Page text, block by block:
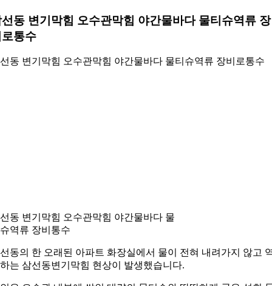
동 변기막힘 오수관막힘 야간물바다 물티슈역류 장
통수
동 변기막힘 오수관막힘 야간물바다 물티슈역류 장비로통수
동 변기막힘 오수관막힘 야간물바다 물
역류 장비통수
동의 한 오래된 아파트 화장실에서 물이 전혀 내려가지 않고
는 삼선동변기막힘 현상이 발생했습니다.